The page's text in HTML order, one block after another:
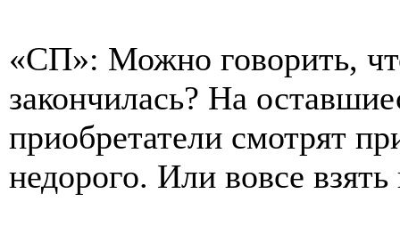
«СП»: Можно говорить,
закончилась? На
приобретатели смотрят
недорого. Или вовсе